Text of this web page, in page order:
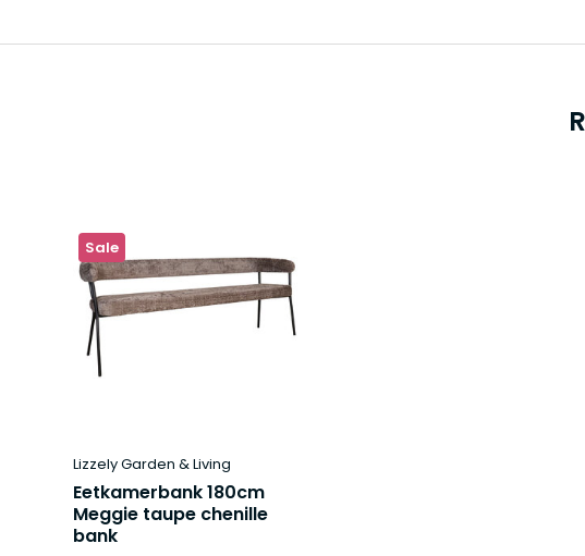
Sale
Lizzely Garden & Living
Eetkamerbank 180cm
Meggie taupe chenille
bank